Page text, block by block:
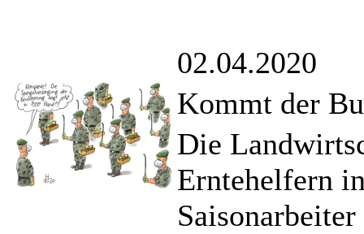
02.04.2020
Kommt der
Die
Erntehelfern